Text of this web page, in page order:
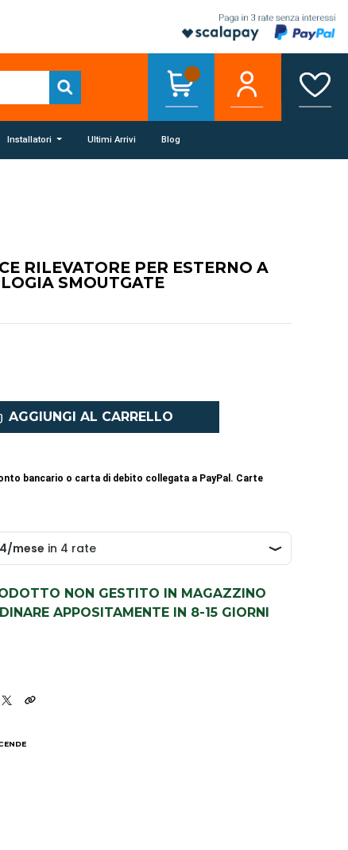
Installatori Ultimi Arrivi Blog
RILEVATORE PER ESTERNO A
SMOUTGATE
AGGIUNGI AL CARRELLO
bancario o carta di debito collegata a PayPal. Carte
NON GESTITO IN MAGAZZINO
APPOSITAMENTE IN 8-15 GIORNI